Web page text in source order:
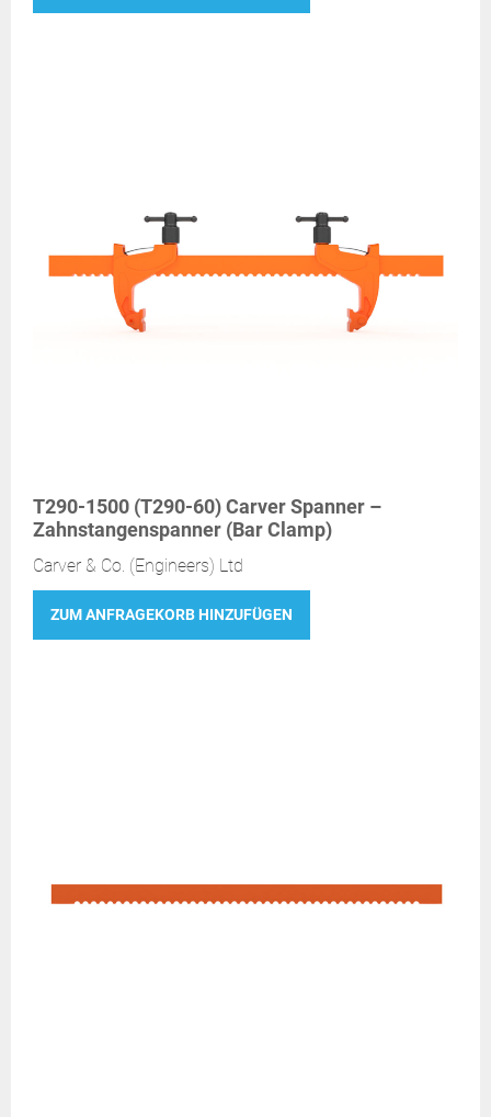
T290-1500 (T290-60) Carver Spanner –
Zahnstangenspanner (Bar Clamp)
Carver & Co. (Engineers) Ltd
ZUM ANFRAGEKORB HINZUFÜGEN